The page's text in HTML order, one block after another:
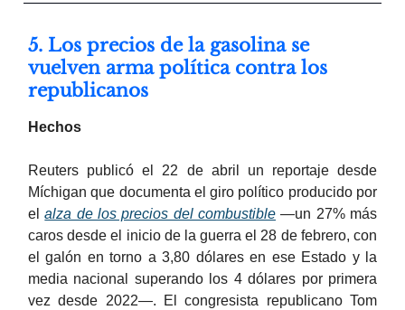
5. Los precios de la gasolina se
vuelven arma política contra los
republicanos
Hechos
Reuters publicó el 22 de abril un reportaje desde
Míchigan que documenta el giro político producido por
elalza de los precios del combustible —un 27% más
caros desde el inicio de la guerra el 28 de febrero, con
el galón en torno a 3,80 dólares en ese Estado y la
media nacional superando los 4 dólares por primera
vez desde 2022—. El congresista republicano Tom